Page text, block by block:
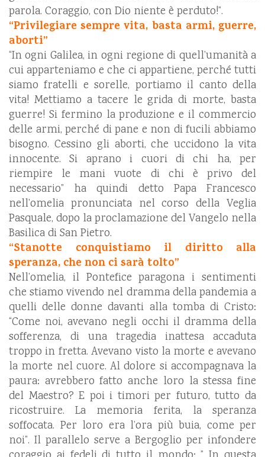
parola. Coraggio, con Dio niente è perduto!”.​
“Privilegiare sempre vita, basta armi, guerre,
aborti”
“In ogni Galilea, in ogni regione di quell’umanità a
cui apparteniamo e che ci appartiene, perché tutti
siamo fratelli e sorelle, portiamo il canto della
vita! Mettiamo a tacere le grida di morte, basta
guerre! Si fermino la produzione e il commercio
delle armi, perché di pane e non di fucili abbiamo
bisogno. Cessino gli aborti, che uccidono la vita
innocente. Si aprano i cuori di chi ha, per
riempire le mani vuote di chi è privo del
necessario” ha quindi detto Papa Francesco
nell’omelia pronunciata nel corso della Veglia
Pasquale, dopo la proclamazione del Vangelo nella
Basilica di San Pietro.
“Stanotte conquistiamo il diritto alla
speranza, che non ci sarà tolto”
Nell’omelia, il Pontefice paragona i sentimenti
che stiamo vivendo nel dramma della pandemia a
quelli delle donne davanti alla tomba di Cristo:
“Come noi, avevano negli occhi il dramma della
sofferenza, di una tragedia inattesa accaduta
troppo in fretta. Avevano visto la morte e avevano
la morte nel cuore. Al dolore si accompagnava la
paura: avrebbero fatto anche loro la stessa fine
del Maestro? E poi i timori per futuro, tutto da
ricostruire. La memoria ferita, la speranza
soffocata. Per loro era l’ora più buia, come per
noi”. Il parallelo serve a Bergoglio per infondere